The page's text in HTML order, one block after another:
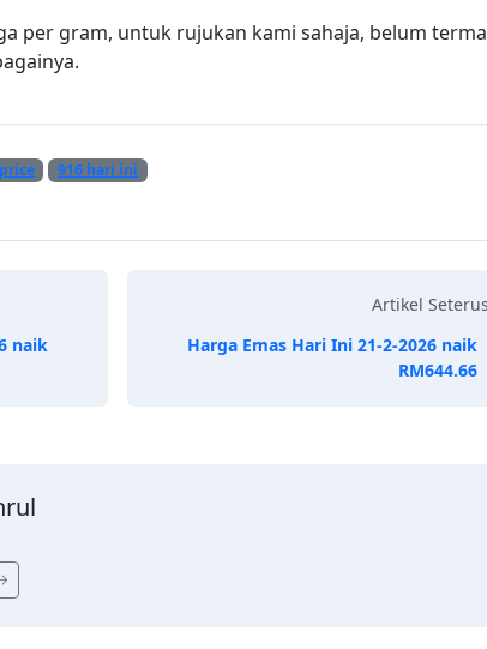
per gram, untuk rujukan kami sahaja, belum
916 hari ini
naik
Artikel
Harga Emas Hari Ini 21-2-2026 naik
RM644.66